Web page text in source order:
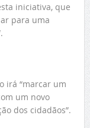
iniciativa, que
para uma
irá “marcar um
um novo
dos cidadãos”.